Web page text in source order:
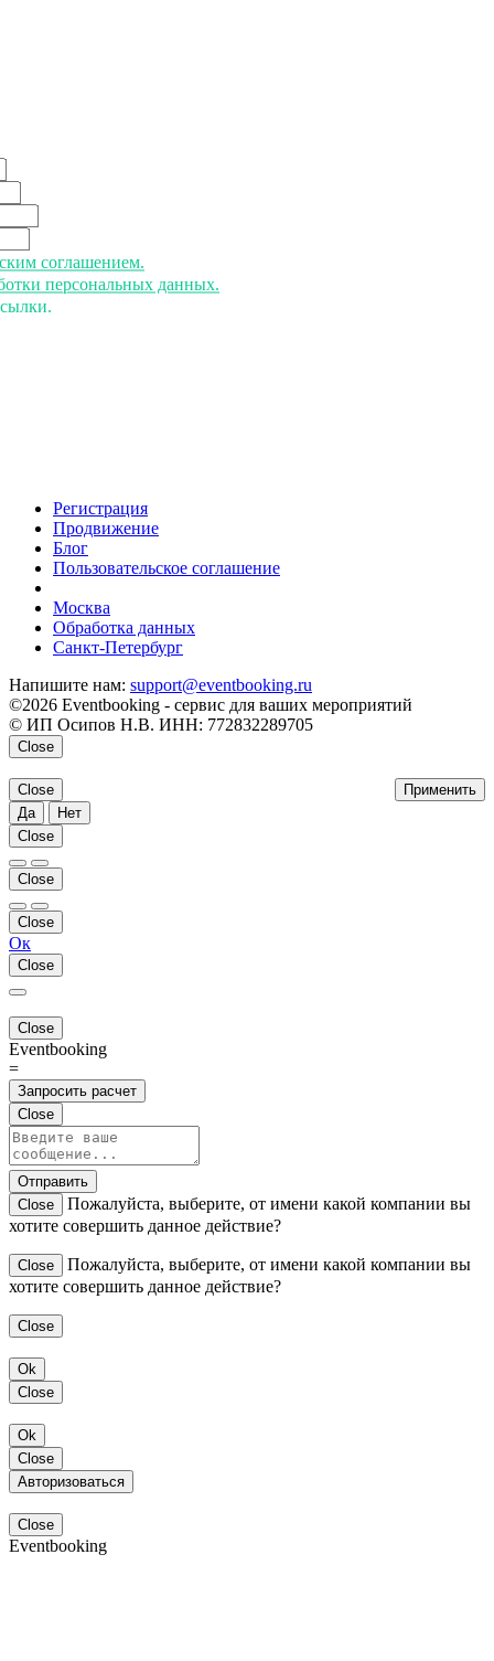
соглашением.
персональных данных.
Регистрация
Продвижение
Блог
Пользовательское соглашение
Москва
Обработка данных
Санкт-Петербург
Напишите нам: support@eventbooking.ru
©2026 Eventbooking - сервис для ваших мероприятий
© ИП Осипов Н.В. ИНН: 772832289705
Close
Применить
Close
Да
Нет
Close
Close
Close
Ок
Close
Close
Eventbooking
=
Запросить расчет
Close
Отправить
Close
Пожалуйста, выберите, от имени какой компании вы
хотите совершить данное действие?
Close
Пожалуйста, выберите, от имени какой компании вы
хотите совершить данное действие?
Close
Ok
Close
Ok
Close
Авторизоваться
Close
Eventbooking